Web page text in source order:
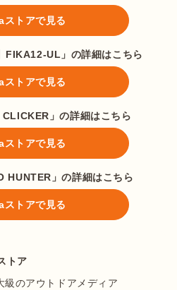
トアで見る
FIKA12-UL」の詳細はこちら
トアで見る
」の詳細はこちら
トアで見る
HUNTER」の詳細はこちら
トアで見る
トア
級のアウトドアメディア